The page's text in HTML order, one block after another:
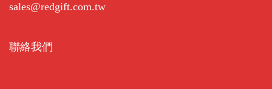
sales@redgift.com.tw
聯絡我們